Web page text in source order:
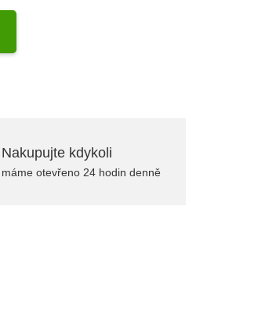
Nakupujte kdykoli
máme otevřeno 24 hodin denně